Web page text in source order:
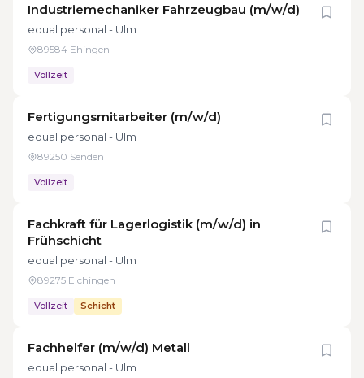
Industriemechaniker Fahrzeugbau (m/w/d)
equal personal - Ulm
89584 Ehingen
Vollzeit
Fertigungsmitarbeiter (m/w/d)
equal personal - Ulm
89250 Senden
Vollzeit
Fachkraft für Lagerlogistik (m/w/d) in
Frühschicht
equal personal - Ulm
89275 Elchingen
Vollzeit Schicht
Fachhelfer (m/w/d) Metall
equal personal - Ulm